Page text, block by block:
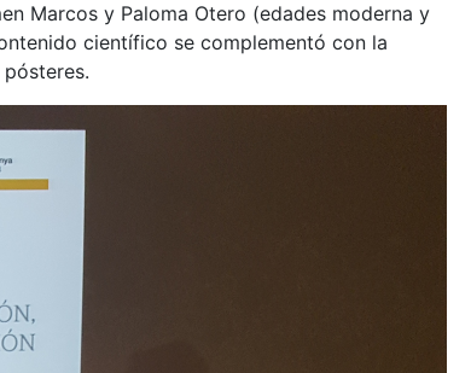
Marcos y Paloma Otero (edades moderna y
científico se complementó con la